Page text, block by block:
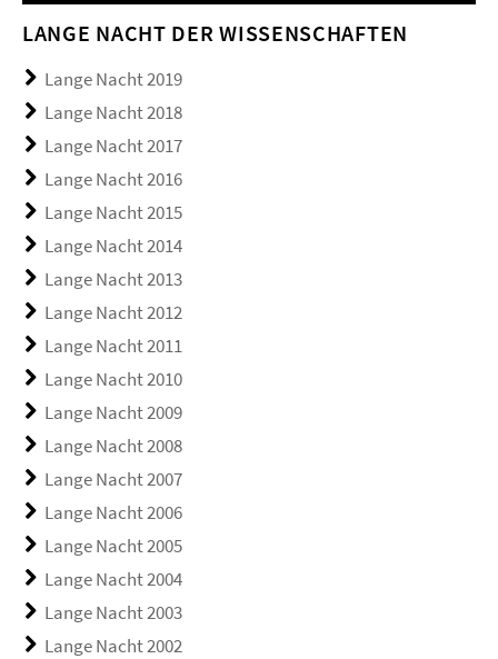
LANGE NACHT DER WISSENSCHAFTEN
Lange Nacht 2019
Lange Nacht 2018
Lange Nacht 2017
Lange Nacht 2016
Lange Nacht 2015
Lange Nacht 2014
Lange Nacht 2013
Lange Nacht 2012
Lange Nacht 2011
Lange Nacht 2010
Lange Nacht 2009
Lange Nacht 2008
Lange Nacht 2007
Lange Nacht 2006
Lange Nacht 2005
Lange Nacht 2004
Lange Nacht 2003
Lange Nacht 2002